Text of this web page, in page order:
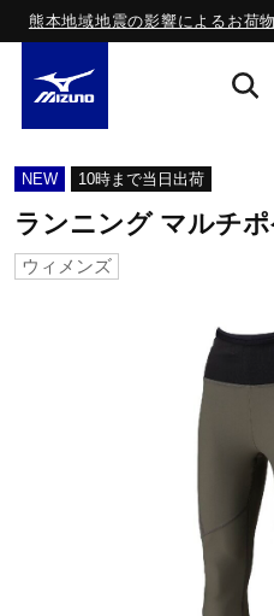
熊本地域地震の影響によるお荷
スニーカー
ライフスタイルウエ
トレーニング
NEW 10時まで当日出荷
ランニング マルチ
ウィメンズ